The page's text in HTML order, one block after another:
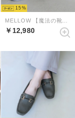
15
￥12,980